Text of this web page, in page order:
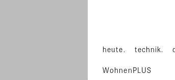
heute. technik.
WohnenPLUS